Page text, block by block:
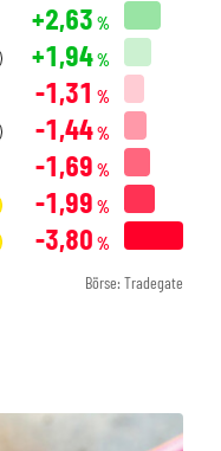
+2,63 %
+1,94%
-1,31 %
-1,44%
-1,69 %
-1,99 %
-3,80 %
Börse: Tradegate